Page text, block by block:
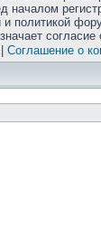
началом
и политикой
согласие
Соглашение о